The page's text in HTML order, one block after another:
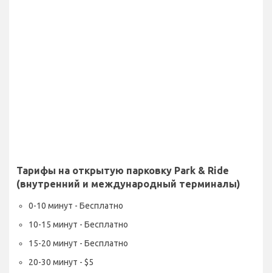
Тарифы на открытую парковку Park & Ride
(внутренний и международный терминалы)
0-10 минут - Бесплатно
10-15 минут - Бесплатно
15-20 минут - Бесплатно
20-30 минут - $5